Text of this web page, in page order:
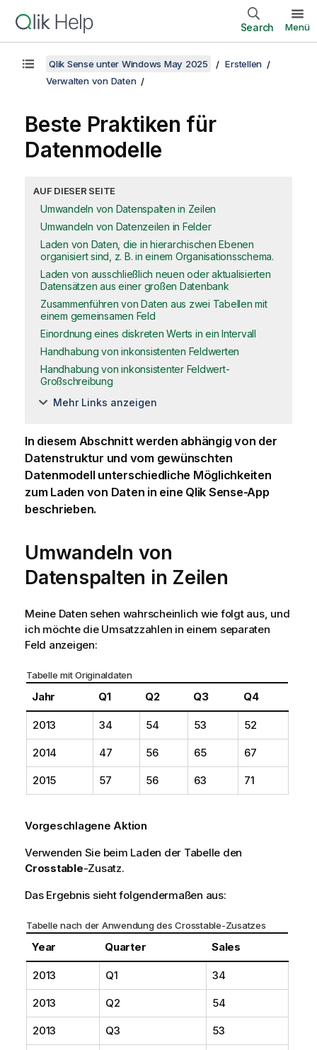
Search Menü
Qlik Sense unter Windows May 2025
Erstellen
Verwalten von Daten
Beste Praktiken für
Datenmodelle
AUF DIESER SEITE
Umwandeln von Datenspalten in Zeilen
Umwandeln von Datenzeilen in Felder
Laden von Daten, die in hierarchischen Ebenen
organisiert sind, z. B. in einem Organisationsschema.
Laden von ausschließlich neuen oder aktualisierten
Datensätzen aus einer großen Datenbank
Zusammenführen von Daten aus zwei Tabellen mit
einem gemeinsamen Feld
Einordnung eines diskreten Werts in ein Intervall
Handhabung von inkonsistenten Feldwerten
Handhabung von inkonsistenter Feldwert-
Großschreibung
Mehr Links anzeigen
In diesem Abschnitt werden abhängig von der
Datenstruktur und vom gewünschten
Datenmodell unterschiedliche Möglichkeiten
zum Laden von Daten in eine Qlik Sense-App
beschrieben.
Umwandeln von
Datenspalten in Zeilen
Meine Daten sehen wahrscheinlich wie folgt aus, und
ich möchte die Umsatzzahlen in einem separaten
Feld anzeigen:
Tabelle mit Originaldaten
Jahr Q1 Q2 Q3 Q4
2013 34 54 53 52
2014 47 56 65 67
2015 57 56 63 71
Vorgeschlagene Aktion
Verwenden Sie beim Laden der Tabelle den
Crosstable-Zusatz.
Das Ergebnis sieht folgendermaßen aus:
Tabelle nach der Anwendung des Crosstable-Zusatzes
Year Quarter Sales
2013 Q1 34
2013 Q2 54
2013 Q3 53